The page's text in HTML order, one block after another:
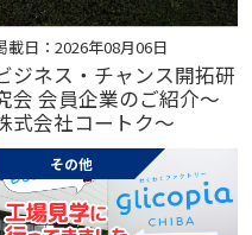
載日：2026年08月06日
ジネス・チャンス開拓研
会 会員企業のご紹介～
式会社コートク～
その他